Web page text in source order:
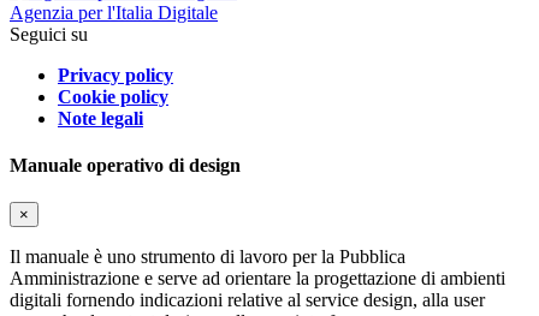
Agenzia per l'Italia Digitale
Seguici su
Privacy policy
Cookie policy
Note legali
Manuale operativo di design
×
Il manuale è uno strumento di lavoro per la Pubblica
Amministrazione e serve ad orientare la progettazione di ambienti
digitali fornendo indicazioni relative al service design, alla user